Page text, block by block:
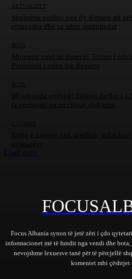
AKTUALITET
Shqipëria goditet nga dy tërmete në
epiqendra dhe sa ishin magnitudat
BOTA
Momenti viral në funeral/ Trump i
Presidenti i ndan me Bessent
90 sekonda errësirë! Eklipsi diellor i
Focus Albania synon të jetë zëri i çdo
informacionet më të fundit nga vendi dhe bota,
nevojshme lexuesve tanë për të përcjellë
komentet mbi çështjet